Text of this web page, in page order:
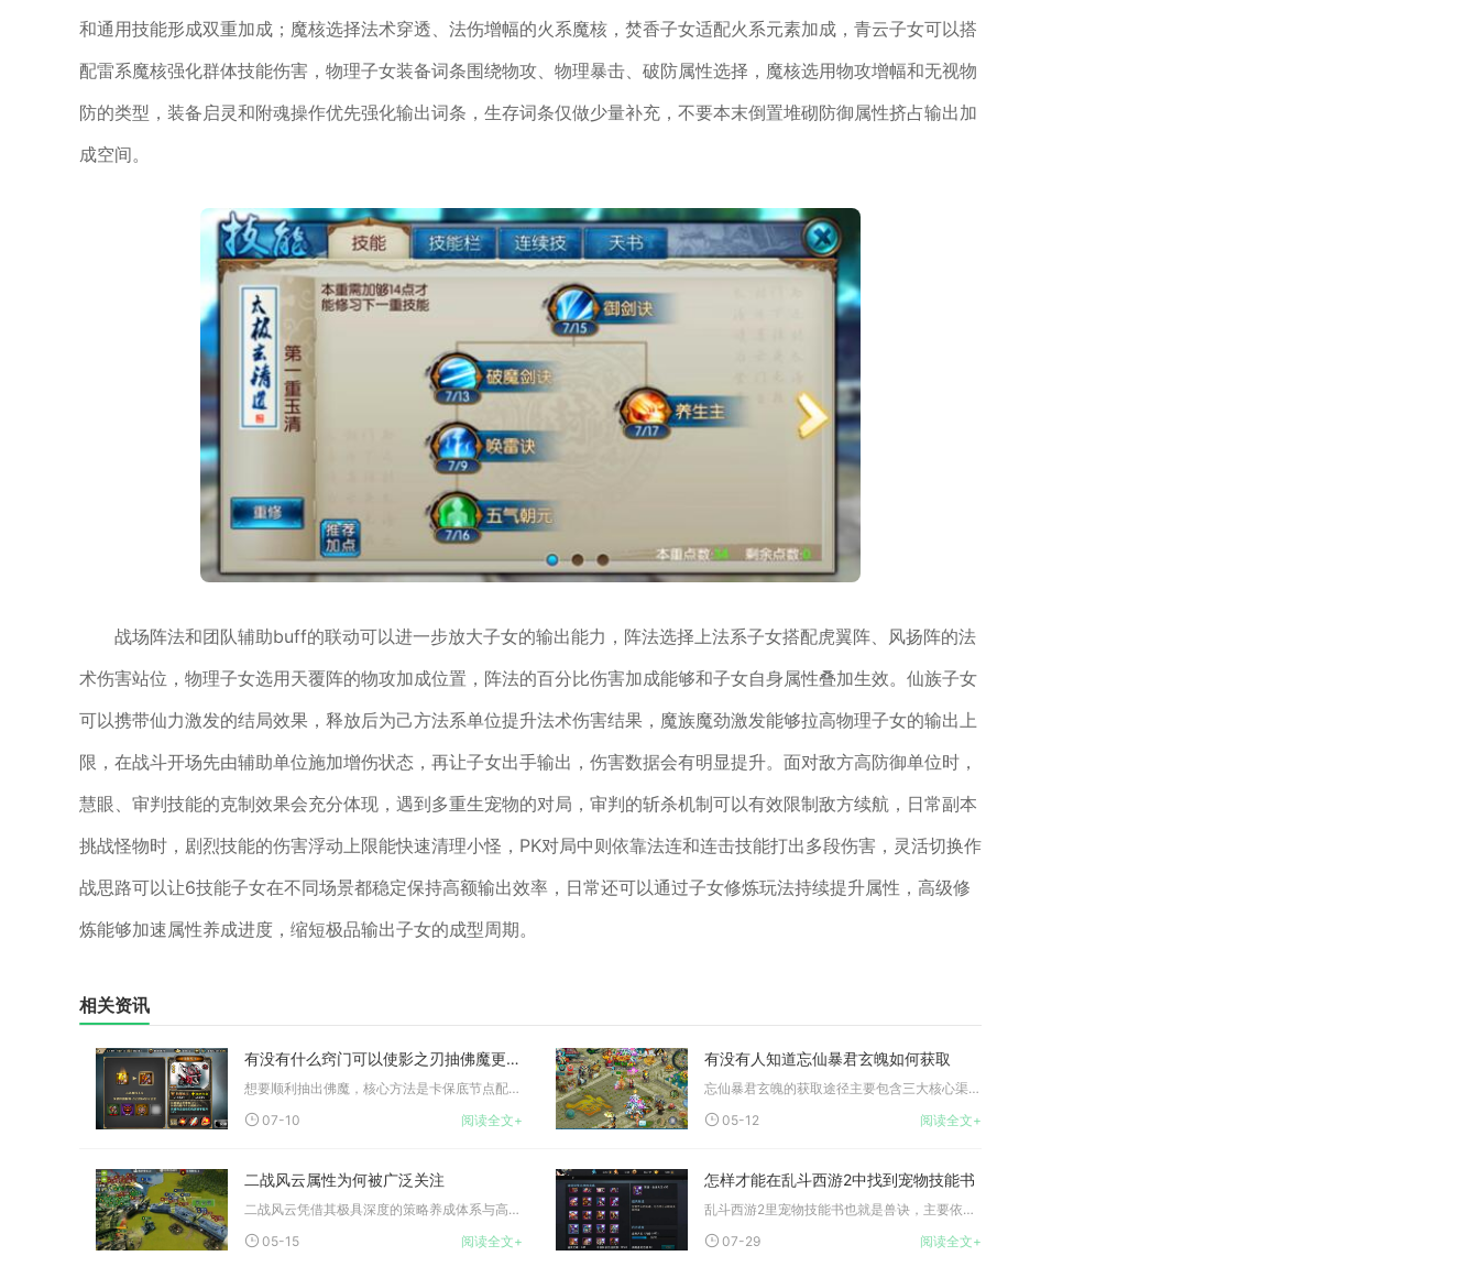
和通用技能形成双重加成；魔核选择法术穿透、法伤增幅的火系魔核，焚香子女适配火系元素加成，青云子女可以搭
配雷系魔核强化群体技能伤害，物理子女装备词条围绕物攻、物理暴击、破防属性选择，魔核选用物攻增幅和无视物
防的类型，装备启灵和附魂操作优先强化输出词条，生存词条仅做少量补充，不要本末倒置堆砌防御属性挤占输出加
成空间。
战场阵法和团队辅助buff的联动可以进一步放大子女的输出能力，阵法选择上法系子女搭配虎翼阵、风扬阵的法
术伤害站位，物理子女选用天覆阵的物攻加成位置，阵法的百分比伤害加成能够和子女自身属性叠加生效。仙族子女
可以携带仙力激发的结局效果，释放后为己方法系单位提升法术伤害结果，魔族魔劲激发能够拉高物理子女的输出上
限，在战斗开场先由辅助单位施加增伤状态，再让子女出手输出，伤害数据会有明显提升。面对敌方高防御单位时，
慧眼、审判技能的克制效果会充分体现，遇到多重生宠物的对局，审判的斩杀机制可以有效限制敌方续航，日常副本
挑战怪物时，剧烈技能的伤害浮动上限能快速清理小怪，PK对局中则依靠法连和连击技能打出多段伤害，灵活切换作
战思路可以让6技能子女在不同场景都稳定保持高额输出效率，日常还可以通过子女修炼玩法持续提升属性，高级修
炼能够加速属性养成进度，缩短极品输出子女的成型周期。
相关资讯
有没有什么窍门可以使影之刃抽佛魔更加顺利
想要顺利抽出佛魔，核心方法是卡保底节点配合垫抽操作，同时集中...
07-10
阅读全文+
有没有人知道忘仙暴君玄魄如何获取
忘仙暴君玄魄的获取途径主要包含三大核心渠道，分别是副本掉落、...
05-12
阅读全文+
二战风云属性为何被广泛关注
二战风云凭借其极具深度的策略养成体系与高度沉浸的战争模拟体验...
05-15
阅读全文+
怎样才能在乱斗西游2中找到宠物技能书
乱斗西游2里宠物技能书也就是兽诀，主要依靠日常副本产出、商店...
07-29
阅读全文+